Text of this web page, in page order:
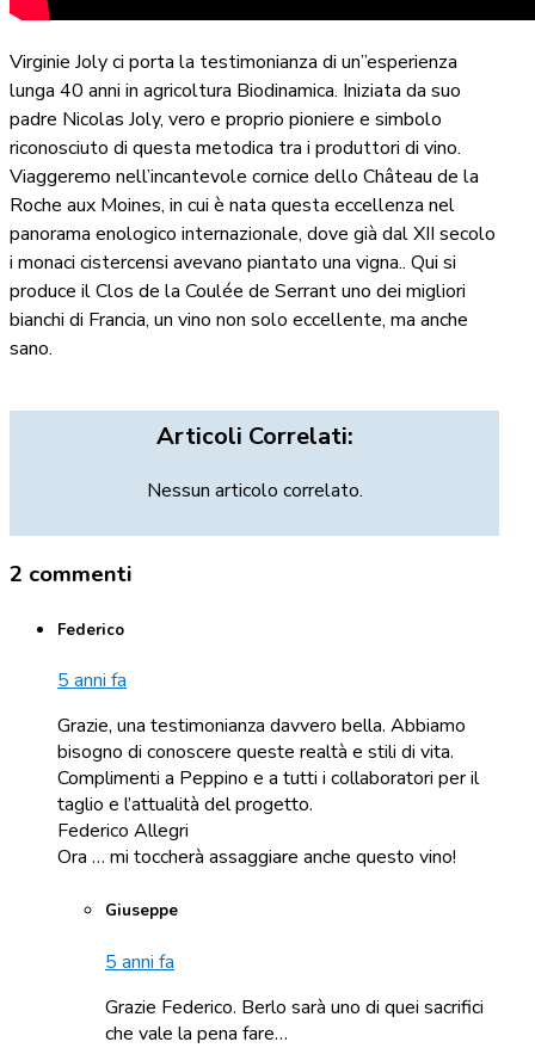
Virginie Joly ci porta la testimonianza di un”esperienza
lunga 40 anni in agricoltura Biodinamica. Iniziata da suo
padre Nicolas Joly, vero e proprio pioniere e simbolo
riconosciuto di questa metodica tra i produttori di vino.
Viaggeremo nell’incantevole cornice dello Château de la
Roche aux Moines, in cui è nata questa eccellenza nel
panorama enologico internazionale, dove già dal XII secolo
i monaci cistercensi avevano piantato una vigna.. Qui si
produce il Clos de la Coulée de Serrant uno dei migliori
bianchi di Francia, un vino non solo eccellente, ma anche
sano.
Articoli Correlati:
Nessun articolo correlato.
2 commenti
Federico
5 anni fa
Grazie, una testimonianza davvero bella. Abbiamo
bisogno di conoscere queste realtà e stili di vita.
Complimenti a Peppino e a tutti i collaboratori per il
taglio e l’attualità del progetto.
Federico Allegri
Ora … mi toccherà assaggiare anche questo vino!
Giuseppe
5 anni fa
Grazie Federico. Berlo sarà uno di quei sacrifici
che vale la pena fare…